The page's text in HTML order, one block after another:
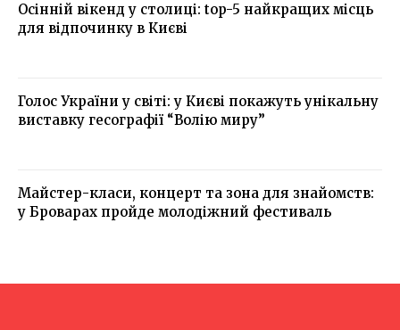
Осінній вікенд у столиці: top-5 найкращих місць
для відпочинку в Києві
Голос України у світі: у Києві покажуть унікальну
виставку гесографії “Волію миру”
Майстер-класи, концерт та зона для знайомств:
у Броварах пройде молодіжний фестиваль